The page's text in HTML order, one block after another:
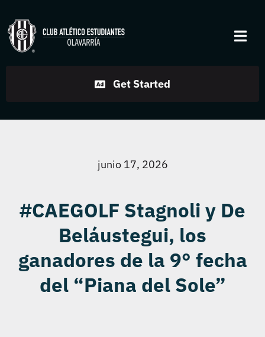
to
content
Disciplinas
Get Started
junio 17, 2026
#CAEGOLF Stagnoli y De
Beláustegui, los
ganadores de la 9° fecha
del “Piana del Sole”